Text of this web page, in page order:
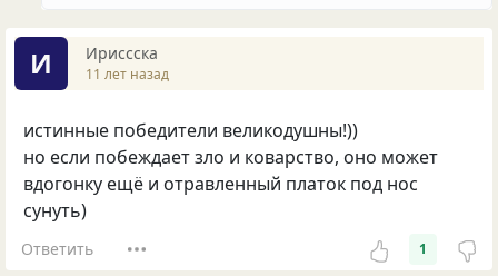
И Ириссска
11 лет назад
истинные победители великодушны!))
но если побеждает зло и коварство, оно может
вдогонку ещё и отравленный платок под нос
сунуть)
Ответить 1